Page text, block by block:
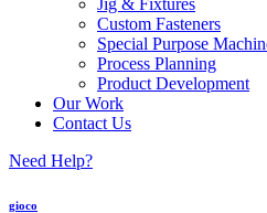
Jig & Fixtures
Custom Fasteners
Special Purpose
Process Planning
Product Development
Our Work
Contact Us
Need Help?
gioco